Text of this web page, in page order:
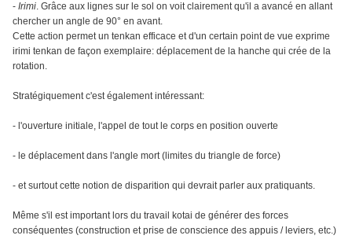
- Irimi. Grâce aux lignes sur le sol on voit clairement qu'il a avancé en allant
chercher un angle de 90° en avant.
Cette action permet un tenkan efficace et d'un certain point de vue exprime
irimi tenkan de façon exemplaire: déplacement de la hanche qui crée de la
rotation.
Stratégiquement c'est également intéressant:
- l'ouverture initiale, l'appel de tout le corps en position ouverte
- le déplacement dans l'angle mort (limites du triangle de force)
- et surtout cette notion de disparition qui devrait parler aux pratiquants.
Même s'il est important lors du travail kotai de générer des forces
conséquentes (construction et prise de conscience des appuis / leviers, etc.)